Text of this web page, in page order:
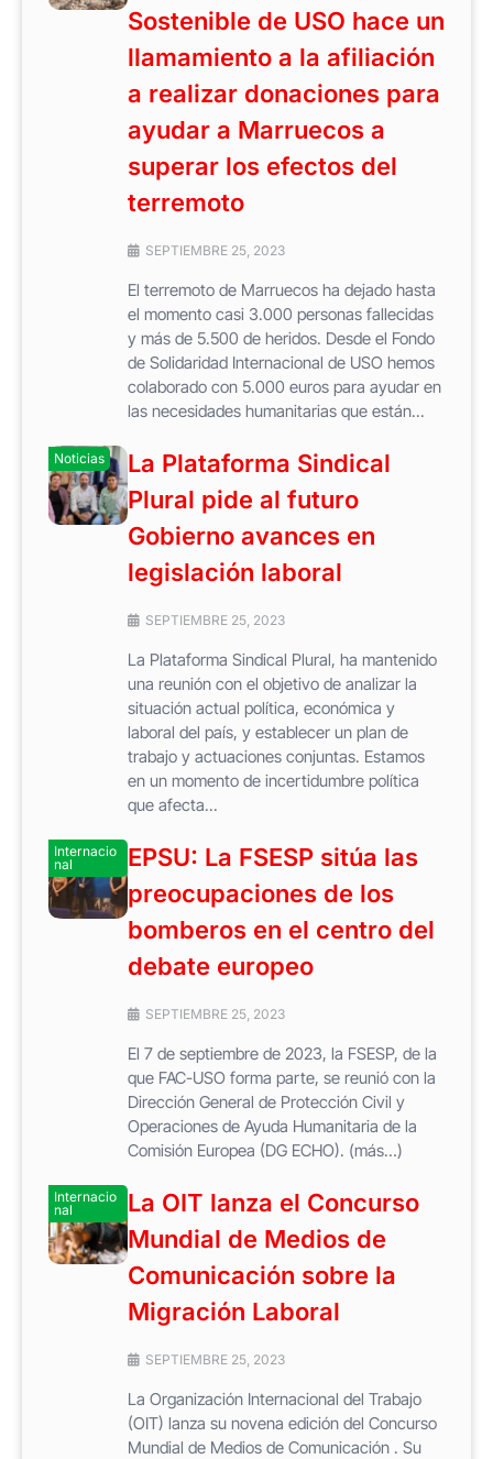
Sostenible de USO hace un
llamamiento a la afiliación
a realizar donaciones para
ayudar a Marruecos a
superar los efectos del
terremoto
SEPTIEMBRE 25, 2023
El terremoto de Marruecos ha dejado hasta
el momento casi 3.000 personas fallecidas
y más de 5.500 de heridos. Desde el Fondo
de Solidaridad Internacional de USO hemos
colaborado con 5.000 euros para ayudar en
las necesidades humanitarias que están...
Noticias
La Plataforma Sindical
Plural pide al futuro
Gobierno avances en
legislación laboral
SEPTIEMBRE 25, 2023
La Plataforma Sindical Plural, ha mantenido
una reunión con el objetivo de analizar la
situación actual política, económica y
laboral del país, y establecer un plan de
trabajo y actuaciones conjuntas. Estamos
en un momento de incertidumbre política
que afecta...
Internacio
nal
EPSU: La FSESP sitúa las
preocupaciones de los
bomberos en el centro del
debate europeo
SEPTIEMBRE 25, 2023
El 7 de septiembre de 2023, la FSESP, de la
que FAC-USO forma parte, se reunió con la
Dirección General de Protección Civil y
Operaciones de Ayuda Humanitaria de la
Comisión Europea (DG ECHO). (más…)
Internacio
nal
La OIT lanza el Concurso
Mundial de Medios de
Comunicación sobre la
Migración Laboral
SEPTIEMBRE 25, 2023
La Organización Internacional del Trabajo
(OIT) lanza su novena edición del Concurso
Mundial de Medios de Comunicación . Su